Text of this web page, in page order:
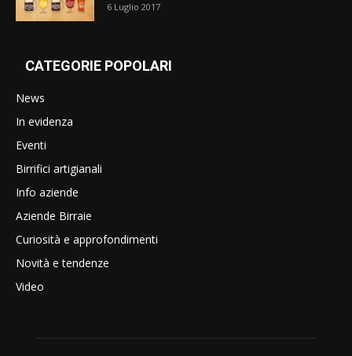
6 Luglio 2017
CATEGORIE POPOLARI
News
In evidenza
Eventi
Birrifici artigianali
Info aziende
Aziende Birraie
Curiosità e approfondimenti
Novità e tendenze
Video